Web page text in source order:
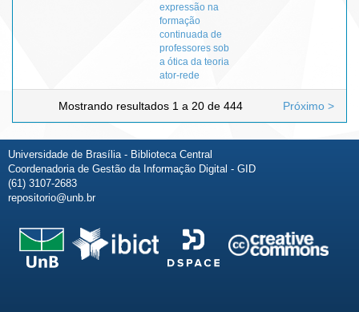
expressão na
formação
continuada de
professores sob
a ótica da teoria
ator-rede
Mostrando resultados 1 a 20 de 444 Próximo >
Universidade de Brasília - Biblioteca Central
Coordenadoria de Gestão da Informação Digital - GID
(61) 3107-2683
repositorio@unb.br